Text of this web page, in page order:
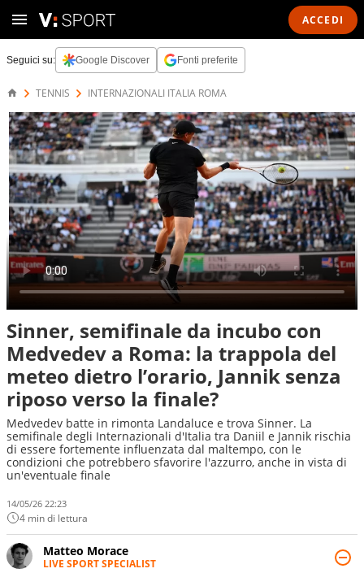
ACCEDI
Seguici su: Google Discover Fonti preferite
TENNIS INTERNAZIONALI ITALIA ROMA
Sinner, semifinale da incubo con
Medvedev a Roma: la trappola del
meteo dietro l’orario, Jannik senza
riposo verso la finale?
Medvedev batte in rimonta Landaluce e trova Sinner. La
semifinale degli Internazionali d'Italia tra Daniil e Jannik rischia
di essere fortemente influenzata dal maltempo, con le
condizioni che potrebbero sfavorire l'azzurro, anche in vista di
un'eventuale finale
14/05/26 22:23
4 min di lettura
Matteo Morace
LIVE SPORT SPECIALIST